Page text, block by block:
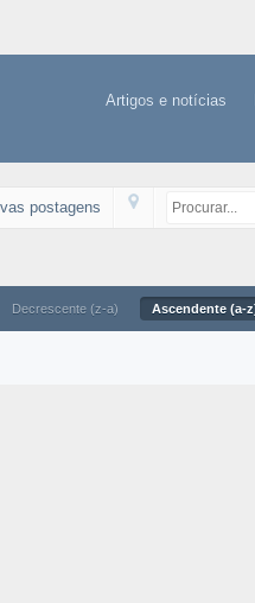
Artigos e notícias
postagens
Decrescente (z-a) Ascendente (a-